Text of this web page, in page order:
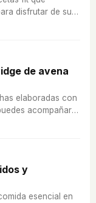
disfrutar de su
una manera sana.
de avena
elaboradas con
acompañar
secos para
y
esencial en